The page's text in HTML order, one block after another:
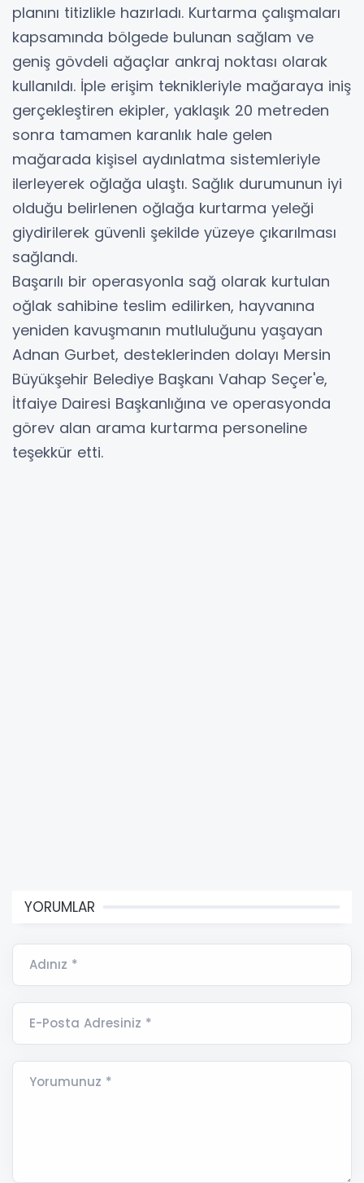
planını titizlikle hazırladı. Kurtarma çalışmaları
kapsamında bölgede bulunan sağlam ve
geniş gövdeli ağaçlar ankraj noktası olarak
kullanıldı. İple erişim teknikleriyle mağaraya iniş
gerçekleştiren ekipler, yaklaşık 20 metreden
sonra tamamen karanlık hale gelen
mağarada kişisel aydınlatma sistemleriyle
ilerleyerek oğlağa ulaştı. Sağlık durumunun iyi
olduğu belirlenen oğlağa kurtarma yeleği
giydirilerek güvenli şekilde yüzeye çıkarılması
sağlandı.
Başarılı bir operasyonla sağ olarak kurtulan
oğlak sahibine teslim edilirken, hayvanına
yeniden kavuşmanın mutluluğunu yaşayan
Adnan Gurbet, desteklerinden dolayı Mersin
Büyükşehir Belediye Başkanı Vahap Seçer'e,
İtfaiye Dairesi Başkanlığına ve operasyonda
görev alan arama kurtarma personeline
teşekkür etti.
YORUMLAR
Adınız *
E-Posta Adresiniz *
Yorumunuz *